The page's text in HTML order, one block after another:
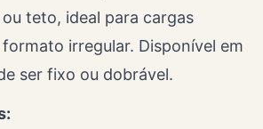
teto, ideal para cargas
irregular. Disponível em
ser fixo ou dobrável.